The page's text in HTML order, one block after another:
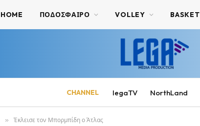
HOME ΠΟΔΟΣΦΑΙΡΟ VOLLEY BASKET
CHANNEL legaTV NorthLand
» Έκλεισε τον Μπορμπίδη ο Άτλας